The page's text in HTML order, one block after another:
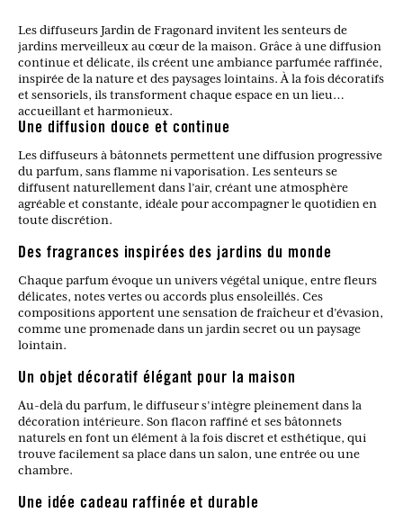
Les diffuseurs Jardin de Fragonard invitent les senteurs de
jardins merveilleux au cœur de la maison. Grâce à une diffusion
continue et délicate, ils créent une ambiance parfumée raffinée,
inspirée de la nature et des paysages lointains. À la fois décoratifs
et sensoriels, ils transforment chaque espace en un lieu
accueillant et harmonieux.
Une diffusion douce et continue
Les diffuseurs à bâtonnets permettent une diffusion progressive
du parfum, sans flamme ni vaporisation. Les senteurs se
diffusent naturellement dans l’air, créant une atmosphère
agréable et constante, idéale pour accompagner le quotidien en
toute discrétion.
Des fragrances inspirées des jardins du monde
Chaque parfum évoque un univers végétal unique, entre fleurs
délicates, notes vertes ou accords plus ensoleillés. Ces
compositions apportent une sensation de fraîcheur et d’évasion,
comme une promenade dans un jardin secret ou un paysage
lointain.
Un objet décoratif élégant pour la maison
Au-delà du parfum, le diffuseur s’intègre pleinement dans la
décoration intérieure. Son flacon raffiné et ses bâtonnets
naturels en font un élément à la fois discret et esthétique, qui
trouve facilement sa place dans un salon, une entrée ou une
chambre.
Une idée cadeau raffinée et durable